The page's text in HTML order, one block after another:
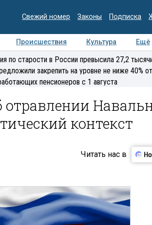
Свежий номер Законы Подписка
Происшествия Культура Ещё
Интервью Колумнисты
по старости в России превысила 27,2
закрепить на уровне не ниже 40%
пенсионеров с 1 августа
контекст
Читать нас в